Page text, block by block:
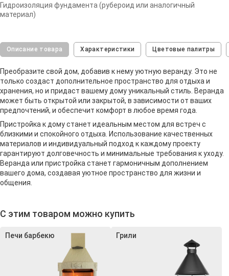
Гидроизоляция фундамента (рубероид или аналогичный
материал)
Описание товара Характеристики Цветовые палитры
Преобразите свой дом, добавив к нему уютную веранду. Это не
только создаст дополнительное пространство для отдыха и
хранения, но и придаст вашему дому уникальный стиль. Веранда
может быть открытой или закрытой, в зависимости от ваших
предпочтений, и обеспечит комфорт в любое время года.
Пристройка к дому станет идеальным местом для встреч с
близкими и спокойного отдыха. Использование качественных
материалов и индивидуальный подход к каждому проекту
гарантируют долговечность и минимальные требования к уходу.
Веранда или пристройка станет гармоничным дополнением
вашего дома, создавая уютное пространство для жизни и
общения.
С этим товаром можно купить
Печи барбекю Грили